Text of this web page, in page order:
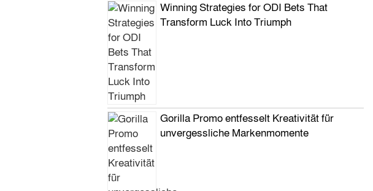
Winning Strategies for ODI Bets That
Transform Luck Into Triumph
Gorilla Promo entfesselt Kreativität für
unvergessliche Markenmomente